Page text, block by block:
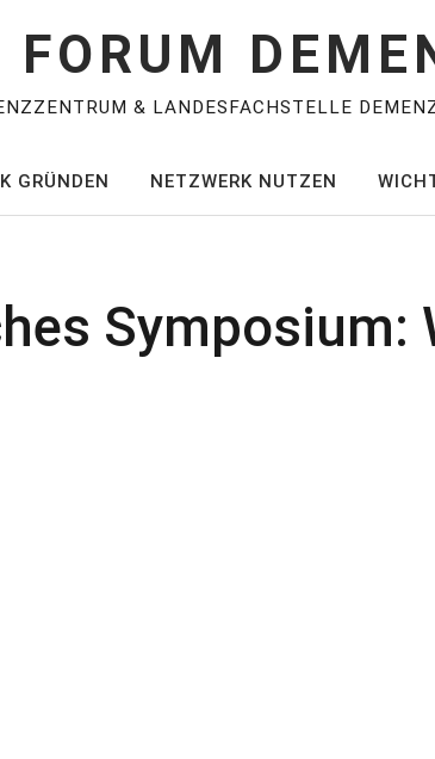
& LANDESFACHSTELLE
GRÜNDEN NETZWERK NUTZEN
Symposium: